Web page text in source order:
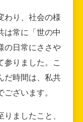
わり、社会の様
は常に「世の中
の日常にささや
参りました。こ
だ時間は、私共
ざいます。
ましたこと、